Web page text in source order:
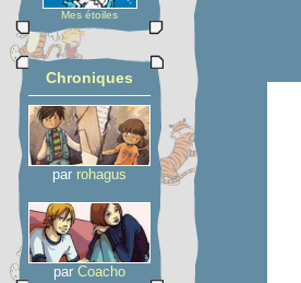
Mes étoiles
Chroniques
par rohagus
par Coacho